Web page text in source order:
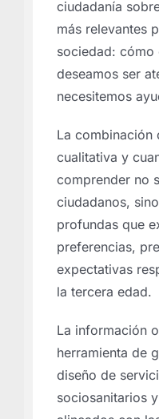
ciudadanía
más relevantes
sociedad:
deseamos ser
necesitemos
La combinación
cualitativa y
comprender no
ciudadanos,
profundas que
preferencias,
expectativas
la tercera edad.
La información
herramienta de
diseño de
sociosanitarios